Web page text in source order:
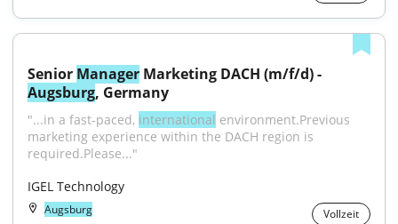
Senior Manager
Augsburg, Germany
"...in a fast-paced, international environment.Previous
marketing experience within the DACH region is
required.Please..."
IGEL Technology
Augsburg
Vollzeit